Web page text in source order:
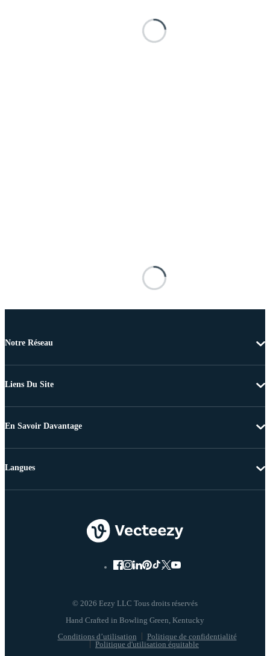
Notre Réseau
Liens Du Site
En Savoir Davantage
© 2026 Eezy LLC Tous droits réservés
Conditions d’utilisation
Politique de confidentialité
Politique d'utilisation équitable
Langues